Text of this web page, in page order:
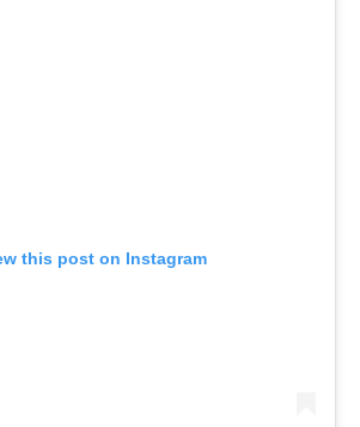
this post on Instagram